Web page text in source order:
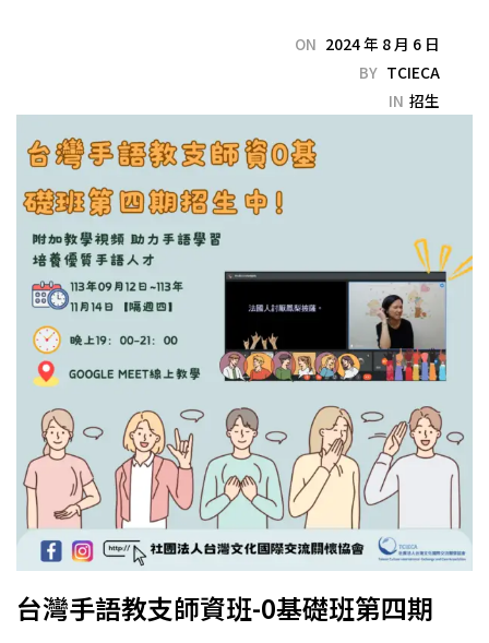
ON 2024 年 8 月 6 日
BY TCIECA
IN 招生
台灣手語教支師資班-0基礎班第四期